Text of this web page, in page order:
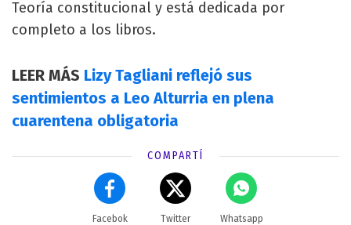
Teoría constitucional y está dedicada por
completo a los libros.
LEER MÁS Lizy Tagliani reflejó sus
sentimientos a Leo Alturria en plena
cuarentena obligatoria
COMPARTÍ
Facebok Twitter Whatsapp